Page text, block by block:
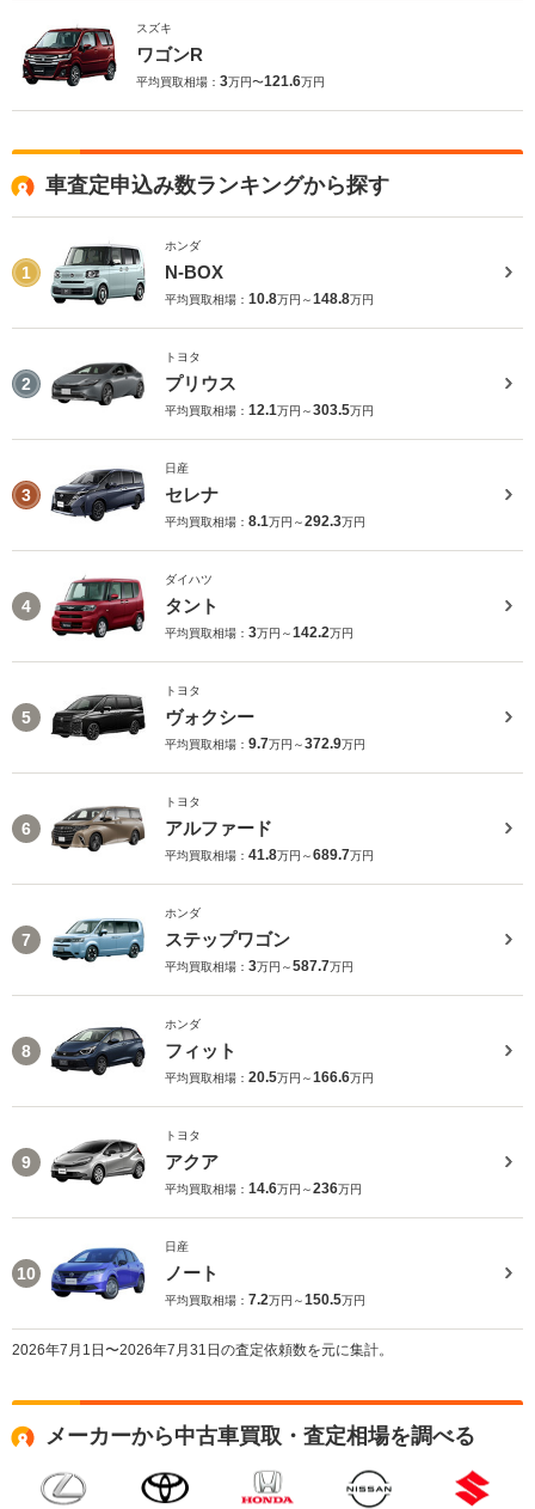
スズキ
ワゴンR
平均買取相場： 3万円〜121.6万円
車査定申込み数ランキングから探す
1
ホンダ
N-BOX
平均買取相場： 10.8万円～148.8万円
2
トヨタ
プリウス
平均買取相場： 12.1万円～303.5万円
3
日産
セレナ
平均買取相場： 8.1万円～292.3万円
4
ダイハツ
タント
平均買取相場： 3万円～142.2万円
5
トヨタ
ヴォクシー
平均買取相場： 9.7万円～372.9万円
6
トヨタ
アルファード
平均買取相場： 41.8万円～689.7万円
7
ホンダ
ステップワゴン
平均買取相場： 3万円～587.7万円
8
ホンダ
フィット
平均買取相場： 20.5万円～166.6万円
9
トヨタ
アクア
平均買取相場： 14.6万円～236万円
10
日産
ノート
平均買取相場： 7.2万円～150.5万円
2026年7月1日〜2026年7月31日の査定依頼数を元に集計。
メーカーから中古車買取・査定相場を調べる